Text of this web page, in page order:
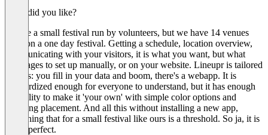
What did you like?
We are a small festival run by volunteers, but we have 14 venues
open on a one day festival. Getting a schedule, location overview,
communicating with your visitors, it is what you want, but what
takes ages to set up manually, or on your website. Lineupr is tailored
for this: you fill in your data and boom, there's a webapp. It is
standardized enough for everyone to understand, but it has enough
flexibility to make it 'your own' with simple color options and
branding placement. And all this without installing a new app,
something that for a small festival like ours is a threshold. So ja, it is
really perfect.